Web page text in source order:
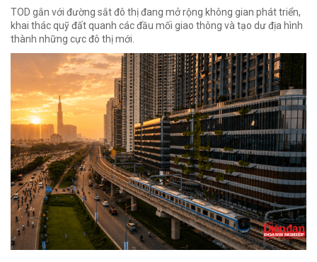
TOD gắn với đường sắt đô thị đang mở rộng không gian phát triển,
khai thác quỹ đất quanh các đầu mối giao thông và tạo dư địa hình
thành những cực đô thị mới.